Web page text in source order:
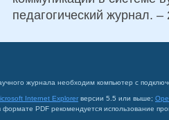
педагогический журнал.
журнала необходим компьютер с
Internet Explorer версии 5.5 или выше;
PDF рекомендуется использование